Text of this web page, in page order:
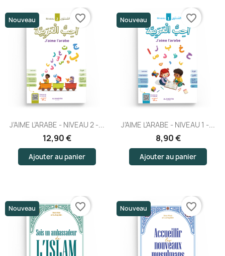
J’AIME L’ARABE - NIVEAU 2 -...
12,90 €
Ajouter au panier
Nouveau favorite_border
J’AIME L’ARABE - NIVEAU 1 -...
8,90 €
Ajouter au panier
Nouveau favorite_border
Nouveau favorite_border Nouveau favorite_border